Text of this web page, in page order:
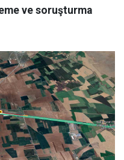
ve soruşturma